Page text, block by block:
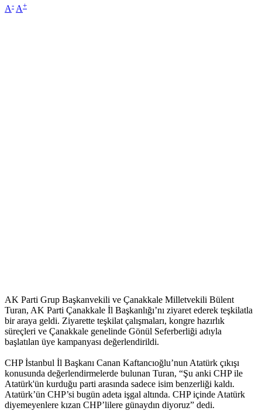
A- A+
AK Parti Grup Başkanvekili ve Çanakkale Milletvekili Bülent
Turan, AK Parti Çanakkale İl Başkanlığı’nı ziyaret ederek teşkilatla
bir araya geldi. Ziyarette teşkilat çalışmaları, kongre hazırlık
süreçleri ve Çanakkale genelinde Gönül Seferberliği adıyla
başlatılan üye kampanyası değerlendirildi.
CHP İstanbul İl Başkanı Canan Kaftancıoğlu’nun Atatürk çıkışı
konusunda değerlendirmelerde bulunan Turan, “Şu anki CHP ile
Atatürk'ün kurduğu parti arasında sadece isim benzerliği kaldı.
Atatürk’ün CHP’si bugün adeta işgal altında. CHP içinde Atatürk
diyemeyenlere kızan CHP’lilere günaydın diyoruz” dedi.